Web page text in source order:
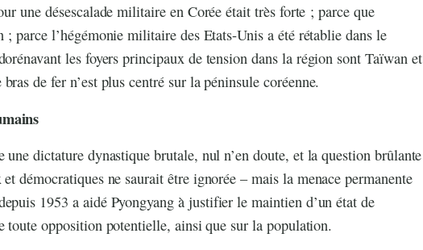
une désescalade militaire en Corée était très forte ; parce que
parce l’hégémonie militaire des Etats-Unis a été rétablie dans le
les foyers principaux de tension dans la région sont Taïwan et
de fer n’est plus centré sur la péninsule coréenne.
une dictature dynastique brutale, nul n’en doute, et la question brûlante
démocratiques ne saurait être ignorée – mais la menace permanente
1953 a aidé Pyongyang à justifier le maintien d’un état de
toute opposition potentielle, ainsi que sur la population.